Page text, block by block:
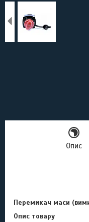
Опис
Перемикач маси
Опис товару